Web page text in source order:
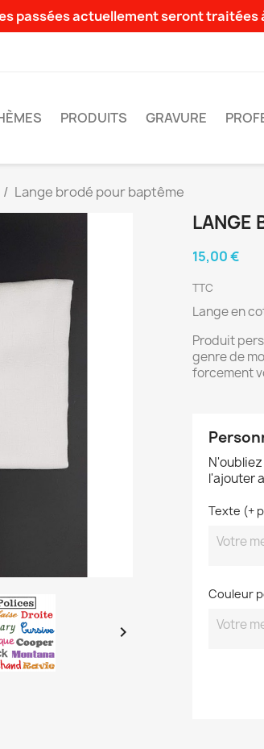
passées actuellement seront
PRODUITS GRAVURE
Lange brodé pour baptême

LANGE
15,00 €
TTC
Lange en
Produit
genre de
forcement
l'ajouter
Texte (+
Couleur